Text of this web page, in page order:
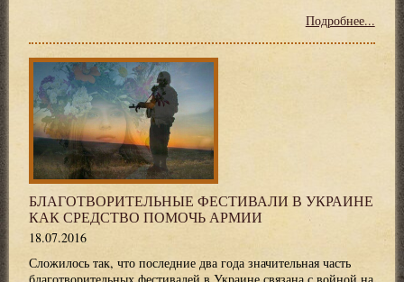
Подробнее...
БЛАГОТВОРИТЕЛЬНЫЕ ФЕСТИВАЛИ В УКРАИНЕ
КАК СРЕДСТВО ПОМОЧЬ АРМИИ
18.07.2016
Сложилось так, что последние два года значительная часть